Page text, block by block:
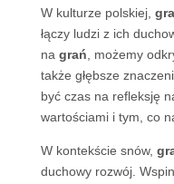
W kulturze polskiej,
łączy ludzi z ich
na grań , możemy
także głębsze
być czas na refleksję
wartościami i tym, co
W kontekście snów,
duchowy rozwój.